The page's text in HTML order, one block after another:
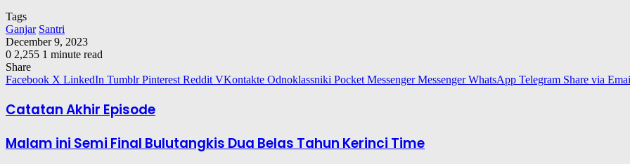
Tags
Ganjar Santri
December 9, 2023
0 2,255 1 minute read
Share
Facebook X LinkedIn Tumblr Pinterest Reddit VKontakte Odnoklassniki Pocket Messenger Messenger WhatsApp Telegram Share via
Catatan Akhir Episode
Malam ini Semi Final Bulutangkis Dua Belas Tahun Kerinci Time